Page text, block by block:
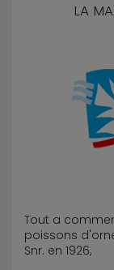
LA
Tout a
poissons
Snr. en 1926,